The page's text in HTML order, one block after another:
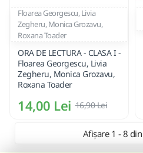
Floarea Georgescu, Livia
Zegheru, Monica Grozavu,
Roxana Toader
ORA DE LECTURA - CLASA I -
Floarea Georgescu, Livia
Zegheru, Monica Grozavu,
Roxana Toader
14,00 Lei 16,90 Lei
Afișare 1 - 8